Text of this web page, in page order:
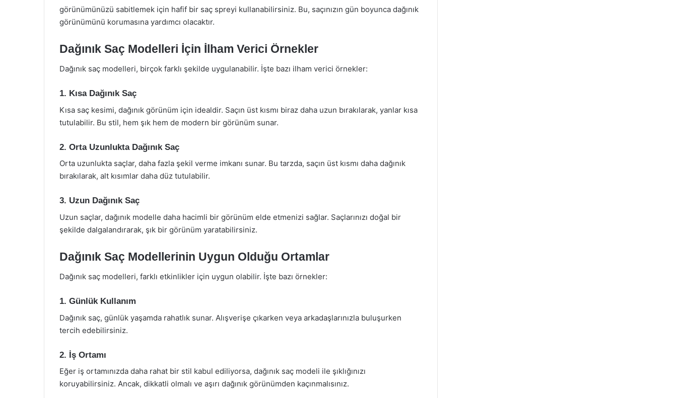
görünümünüzü sabitlemek için hafif bir saç spreyi kullanabilirsiniz. Bu, saçınızın gün boyunca dağınık
görünümünü korumasına yardımcı olacaktır.
Dağınık Saç Modelleri İçin İlham Verici Örnekler
Dağınık saç modelleri, birçok farklı şekilde uygulanabilir. İşte bazı ilham verici örnekler:
1. Kısa Dağınık Saç
Kısa saç kesimi, dağınık görünüm için idealdir. Saçın üst kısmı biraz daha uzun bırakılarak, yanlar kısa
tutulabilir. Bu stil, hem şık hem de modern bir görünüm sunar.
2. Orta Uzunlukta Dağınık Saç
Orta uzunlukta saçlar, daha fazla şekil verme imkanı sunar. Bu tarzda, saçın üst kısmı daha dağınık
bırakılarak, alt kısımlar daha düz tutulabilir.
3. Uzun Dağınık Saç
Uzun saçlar, dağınık modelle daha hacimli bir görünüm elde etmenizi sağlar. Saçlarınızı doğal bir
şekilde dalgalandırarak, şık bir görünüm yaratabilirsiniz.
Dağınık Saç Modellerinin Uygun Olduğu Ortamlar
Dağınık saç modelleri, farklı etkinlikler için uygun olabilir. İşte bazı örnekler:
1. Günlük Kullanım
Dağınık saç, günlük yaşamda rahatlık sunar. Alışverişe çıkarken veya arkadaşlarınızla buluşurken
tercih edebilirsiniz.
2. İş Ortamı
Eğer iş ortamınızda daha rahat bir stil kabul ediliyorsa, dağınık saç modeli ile şıklığınızı
koruyabilirsiniz. Ancak, dikkatli olmalı ve aşırı dağınık görünümden kaçınmalısınız.